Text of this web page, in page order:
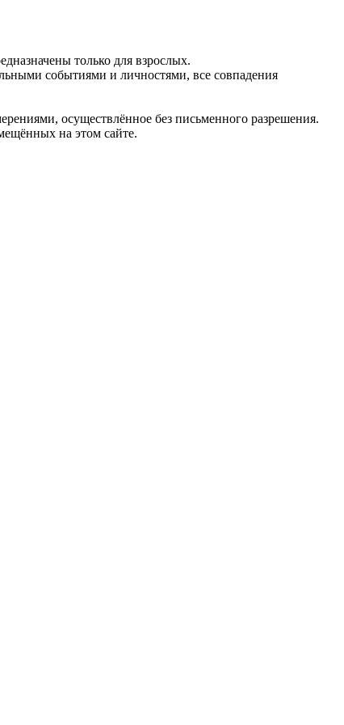
только для взрослых.
событиями и личностями, все совпадения
осуществлённое без письменного разрешения.
на этом сайте.